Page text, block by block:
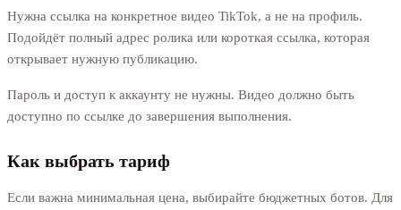
Нужна ссылка на конкретное видео TikTok, а не на профиль.
Подойдёт полный адрес ролика или короткая ссылка, которая
открывает нужную публикацию.
Пароль и доступ к аккаунту не нужны. Видео должно быть
доступно по ссылке до завершения выполнения.
Как выбрать тариф
Если важна минимальная цена, выбирайте бюджетных ботов. Для